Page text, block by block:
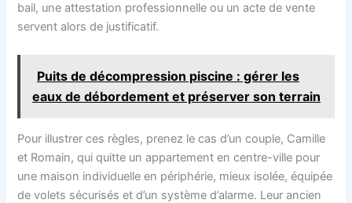
bail, une attestation professionnelle ou un acte de vente
servent alors de justificatif.
Puits de décompression piscine : gérer les
eaux de débordement et préserver son terrain
Pour illustrer ces règles, prenez le cas d’un couple, Camille
et Romain, qui quitte un appartement en centre-ville pour
une maison individuelle en périphérie, mieux isolée, équipée
de volets sécurisés et d’un système d’alarme. Leur ancien